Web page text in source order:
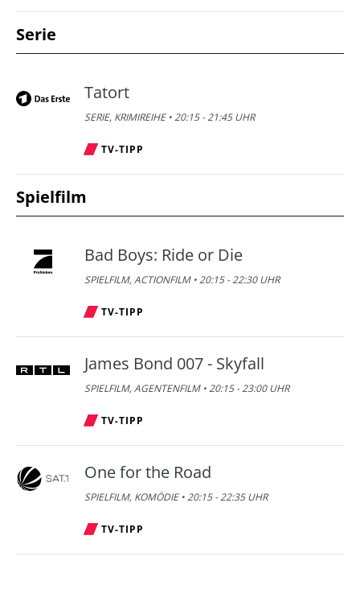
Serie
Tatort
SERIE, KRIMIREIHE • 20:15 - 21:45 UHR
TV-TIPP
Spielfilm
Bad Boys: Ride or Die
SPIELFILM, ACTIONFILM • 20:15 - 22:30 UHR
TV-TIPP
James Bond 007 - Skyfall
SPIELFILM, AGENTENFILM • 20:15 - 23:00 UHR
TV-TIPP
One for the Road
SPIELFILM, KOMÖDIE • 20:15 - 22:35 UHR
TV-TIPP